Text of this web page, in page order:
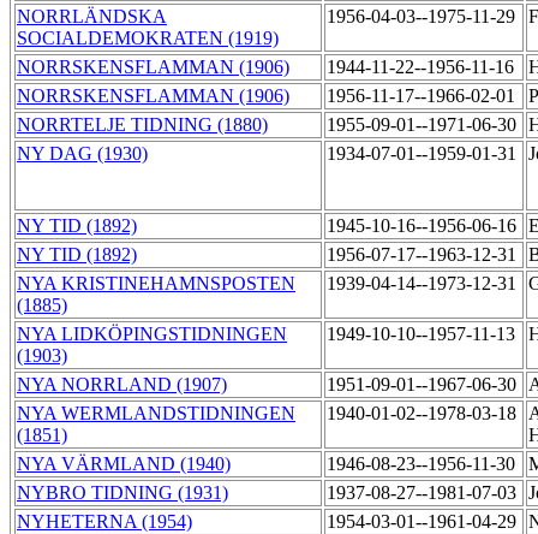
NORRLÄNDSKA
SOCIALDEMOKRATEN (1919)
1956-04-03--1975-11-29
NORRSKENSFLAMMAN (1906) 1944-11-22--1956-11-16
NORRSKENSFLAMMAN (1906)
1956-11-17--1966-02-01
NORRTELJE TIDNING (1880)
1955-09-01--1971-06-30
NY DAG (1930)
1934-07-01--1959-01-31
NY TID (1892) 1945-10-16--1956-06-16
NY TID (1892)
1956-07-17--1963-12-31
NYA KRISTINEHAMNSPOSTEN
(1885)
1939-04-14--1973-12-31
NYA LIDKÖPINGSTIDNINGEN
(1903)
1949-10-10--1957-11-13
NYA NORRLAND (1907) 1951-09-01--1967-06-30
NYA WERMLANDSTIDNINGEN
(1851)
1940-01-02--1978-03-18
NYA VÄRMLAND (1940)
1946-08-23--1956-11-30
NYBRO TIDNING (1931)
1937-08-27--1981-07-03
NYHETERNA (1954)
1954-03-01--1961-04-29